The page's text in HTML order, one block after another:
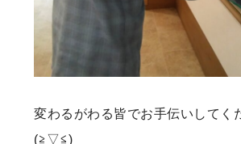
変わるがわる皆でお手伝いしてく
(≧▽≦)